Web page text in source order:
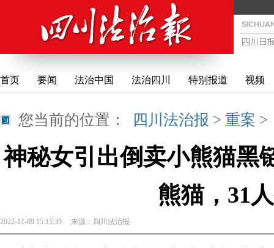
首页 要闻 法治中国 法治四川 特别报道 视频
您当前的位置： 四川法治报 > 重案
神秘女引出倒卖小熊猫黑
熊猫，31
2022-11-09 15:15:39 来源： 四川法治报